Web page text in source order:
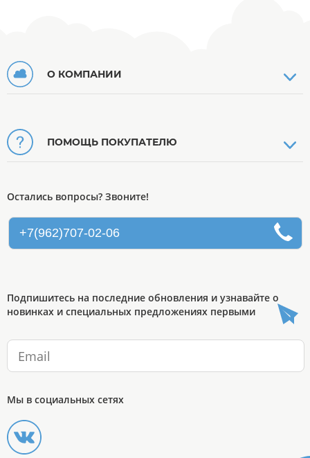
О КОМПАНИИ
ПОМОЩЬ ПОКУПАТЕЛЮ
Остались вопросы? Звоните!
+7(962)707-02-06
Подпишитесь на последние обновления и узнавайте о
новинках и специальных предложениях первыми
Мы в социальных сетях